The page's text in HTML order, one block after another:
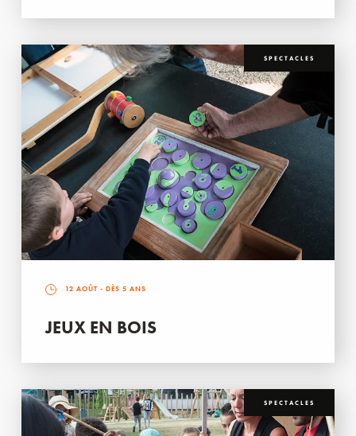
SPECTACLES
12 AOÛT - DÈS 5 ANS
JEUX EN BOIS
SPECTACLES